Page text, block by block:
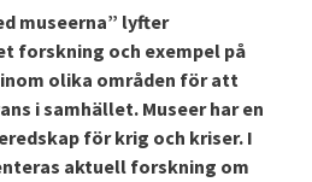
museerna” lyfter
forskning och exempel på
olika områden för att
i samhället. Museer har en
för krig och kriser. I
aktuell forskning om